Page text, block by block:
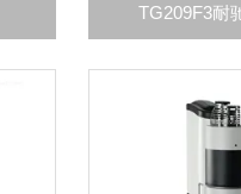
TG209F3耐